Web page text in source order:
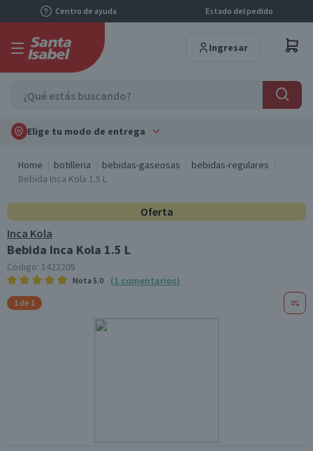
Centro de ayuda Estado del pedido
Ingresar
Elige tu modo de entrega
Home botilleria bebidas-gaseosas
bebidas-regulares
Bebida Inca Kola 1.5 L
Oferta
Inca Kola
Bebida Inca Kola 1.5 L
Código: 1422205
Nota 5.0 (1 comentarios)
1 de 1